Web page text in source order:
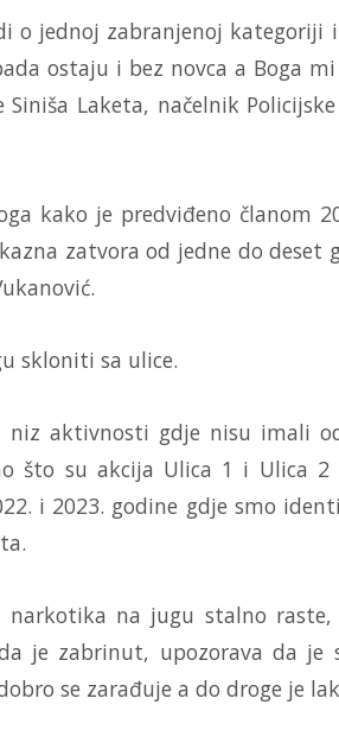
o jednoj zabranjenoj kategoriji
ostaju i bez novca a Boga
Laketa, načelnik
kako je predviđeno članom
zatvora od jedne do deset
skloniti sa ulice.
aktivnosti gdje nisu imali
što su akcija Ulica 1 i Ulica 2
i 2023. godine gdje smo
na jugu stalno raste,
je zabrinut, upozorava da je
se zarađuje a do droge je